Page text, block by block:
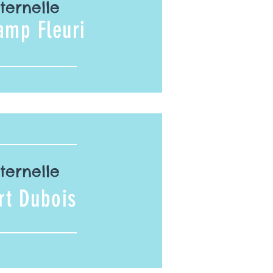
Fleuri
Dubois